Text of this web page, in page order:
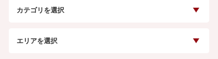
カテゴリを選択
エリアを選択